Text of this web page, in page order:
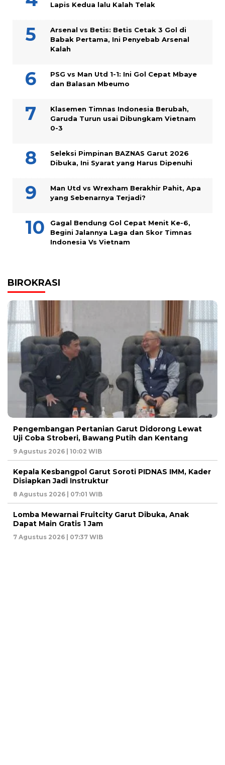
Lapis Kedua lalu Kalah Telak
Arsenal vs Betis: Betis Cetak 3 Gol di
Babak Pertama, Ini Penyebab Arsenal
Kalah
PSG vs Man Utd 1-1: Ini Gol Cepat Mbaye
dan Balasan Mbeumo
Klasemen Timnas Indonesia Berubah,
Garuda Turun usai Dibungkam Vietnam
0-3
Seleksi Pimpinan BAZNAS Garut 2026
Dibuka, Ini Syarat yang Harus Dipenuhi
Man Utd vs Wrexham Berakhir Pahit, Apa
yang Sebenarnya Terjadi?
Gagal Bendung Gol Cepat Menit Ke-6,
Begini Jalannya Laga dan Skor Timnas
Indonesia Vs Vietnam
BIROKRASI
Pengembangan Pertanian Garut Didorong Lewat
Uji Coba Stroberi, Bawang Putih dan Kentang
9 Agustus 2026 | 10:02 WIB
Kepala Kesbangpol Garut Soroti PIDNAS IMM, Kader
Disiapkan Jadi Instruktur
8 Agustus 2026 | 07:01 WIB
Lomba Mewarnai Fruitcity Garut Dibuka, Anak
Dapat Main Gratis 1 Jam
7 Agustus 2026 | 07:37 WIB